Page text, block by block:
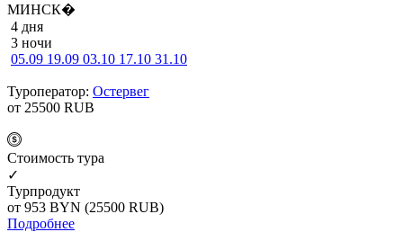
МИНСК�
4 дня
3 ночи
05.09 19.09 03.10 17.10 31.10
Туроператор: Остервег
от 25500 RUB
Cтоимость тура
✓
Турпродукт
от 953 BYN (25500 RUB)
Подробнее